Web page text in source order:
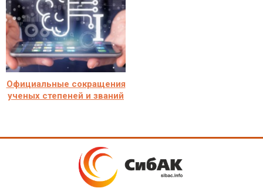
Официальные сокращения
ученых степеней и званий